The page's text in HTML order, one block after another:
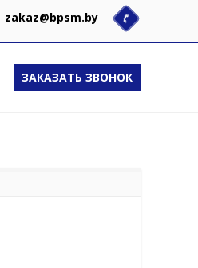
zakaz@bpsm.by
ЗАКАЗАТЬ ЗВОНОК